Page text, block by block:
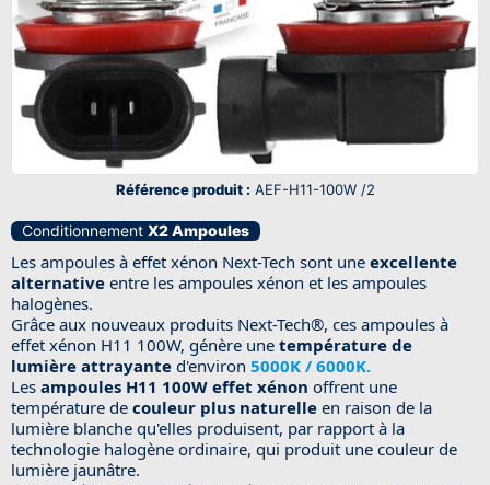
Référence produit : AEF-H11-100W /2
Conditionnement X2 Ampoules
Les ampoules à effet xénon Next-Tech sont une excellente
alternative entre les ampoules xénon et les ampoules
halogènes.
Grâce aux nouveaux produits Next-Tech®, ces ampoules à
effet xénon H11 100W, génère une température de
lumière attrayante d'environ 5000K / 6000K.
Les ampoules H11 100W effet xénon offrent une
température de couleur plus naturelle en raison de la
lumière blanche qu'elles produisent, par rapport à la
technologie halogène ordinaire, qui produit une couleur de
lumière jaunâtre.